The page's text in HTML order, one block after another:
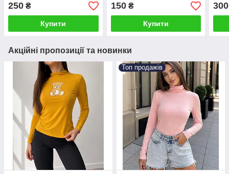
250 ₴
Купити
150₴
Купити
300
Акційні пропозиції та новинки
Топ продажів